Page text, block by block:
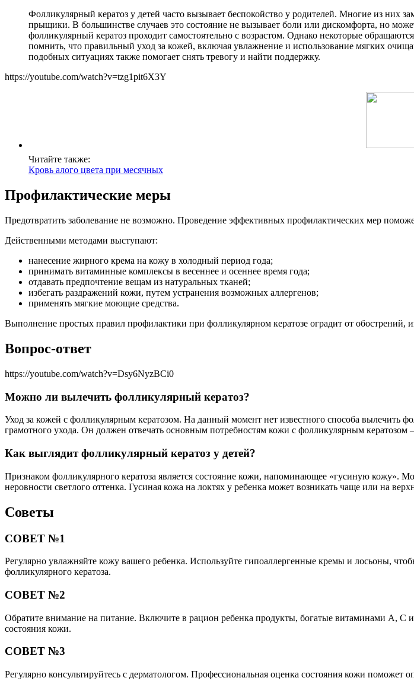
Фолликулярный кератоз у детей часто вызывает беспокойство у родителей. Многие из них
прыщики. В большинстве случаев это состояние не вызывает боли или дискомфорта, но
фолликулярный кератоз проходит самостоятельно с возрастом. Однако некоторые
помнить, что правильный уход за кожей, включая увлажнение и использование мягких
подобных ситуациях также помогает снять тревогу и найти поддержку.
https://youtube.com/watch?v=tzg1pit6X3Y
Читайте также:
Кровь алого цвета при месячных
Профилактические меры
Предотвратить заболевание не возможно. Проведение эффективных профилактических мер
Действенными методами выступают:
нанесение жирного крема на кожу в холодный период года;
принимать витаминные комплексы в весеннее и осеннее время года;
отдавать предпочтение вещам из натуральных тканей;
избегать раздражений кожи, путем устранения возможных аллергенов;
применять мягкие моющие средства.
Выполнение простых правил профилактики при фолликулярном кератозе оградит от обострений,
Вопрос-ответ
https://youtube.com/watch?v=Dsy6NyzBCi0
Можно ли вылечить фолликулярный кератоз?
Уход за кожей с фолликулярным кератозом. На данный момент нет известного способа вылечить
грамотного ухода. Он должен отвечать основным потребностям кожи с фолликулярным кератозом
Как выглядит фолликулярный кератоз у детей?
Признаком фолликулярного кератоза является состояние кожи, напоминающее «гусиную кожу».
неровности светлого оттенка. Гусиная кожа на локтях у ребенка может возникать чаще или на
Советы
СОВЕТ №1
Регулярно увлажняйте кожу вашего ребенка. Используйте гипоаллергенные кремы и лосьоны,
фолликулярного кератоза.
СОВЕТ №2
Обратите внимание на питание. Включите в рацион ребенка продукты, богатые витаминами A,
состояния кожи.
СОВЕТ №3
Регулярно консультируйтесь с дерматологом. Профессиональная оценка состояния кожи